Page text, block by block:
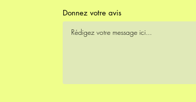
Donnez votre avis